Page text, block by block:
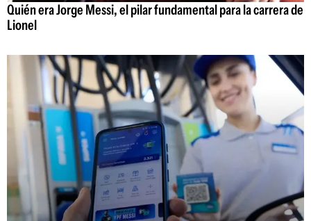
Quién era Jorge Messi, el pilar fundamental para la carrera de
Lionel